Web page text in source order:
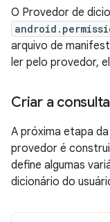
O Provedor de
arquivo de
ler pelo provedor,
Criar a consulta
A próxima etapa
provedor é
define algumas
dicionário do